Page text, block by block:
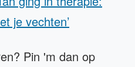
je vechten’
Pin 'm dan op